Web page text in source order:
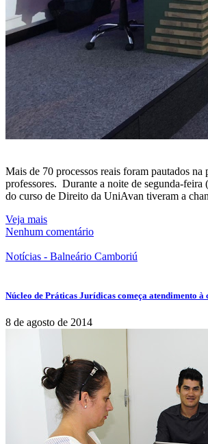
Mais de 70 processos reais foram pautados na
professores. Durante a noite de segunda-feira
do curso de Direito da UniAvan tiveram a
Veja mais
Nenhum comentário
Notícias - Balneário Camboriú
Núcleo de Práticas Jurídicas começa atendimento à
8 de agosto de 2014